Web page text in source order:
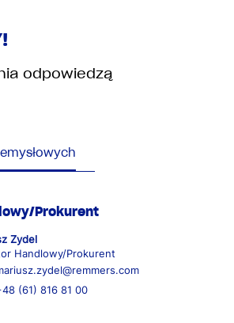
odpowiedzą
Prokurent
Zydel
Handlowy/Prokurent
(61) 816 81 00